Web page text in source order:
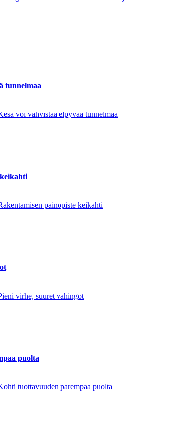
tunnelmaa
voi vahvistaa elpyvää tunnelmaa
painopiste keikahti
virhe, suuret vahingot
puolta
tuottavuuden parempaa puolta